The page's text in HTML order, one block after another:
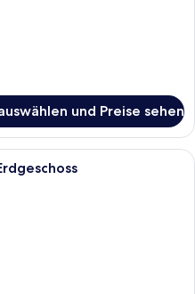
und Preise sehen
Standardzimmer, 1 King-Bett,